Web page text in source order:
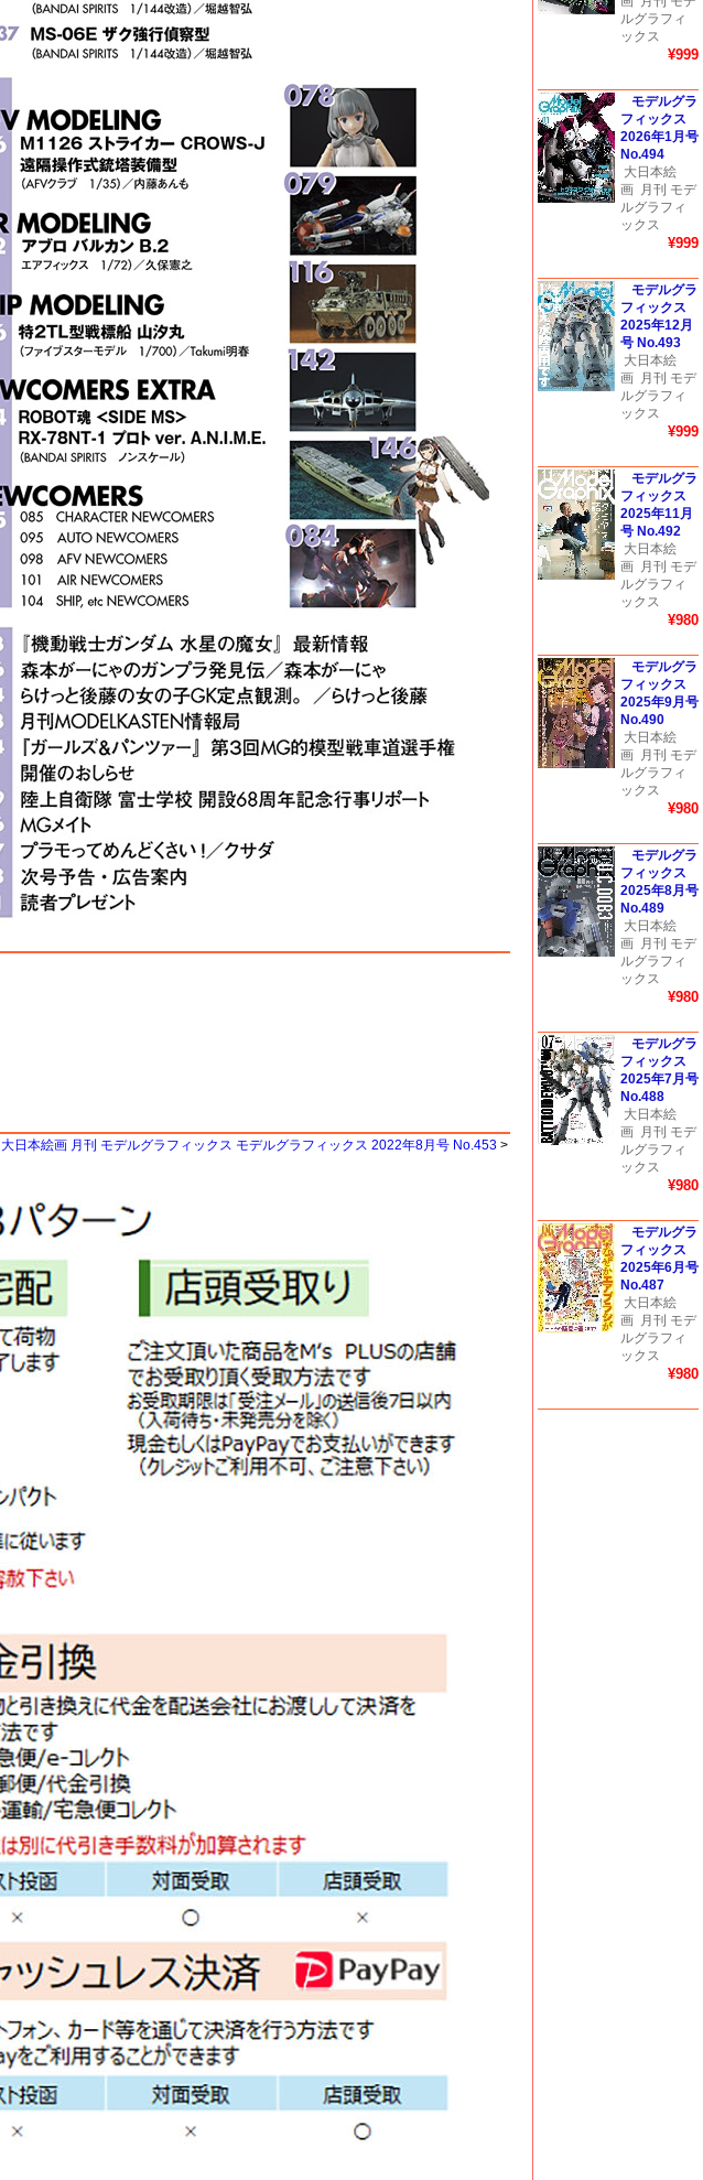
大日本絵画 月刊 モデルグラフィックス モデルグラフィックス 2022年8月号 No.453 >
ルグラフィ
ックス
¥999
モデルグラ
フィックス
2026年1月号
No.494
大日本絵
画 月刊 モデ
ルグラフィ
ックス
¥999
モデルグラ
フィックス
2025年12月
号 No.493
大日本絵
画 月刊 モデ
ルグラフィ
ックス
¥999
モデルグラ
フィックス
2025年11月
号 No.492
大日本絵
画 月刊 モデ
ルグラフィ
ックス
¥980
モデルグラ
フィックス
2025年9月号
No.490
大日本絵
画 月刊 モデ
ルグラフィ
ックス
¥980
モデルグラ
フィックス
2025年8月号
No.489
大日本絵
画 月刊 モデ
ルグラフィ
ックス
¥980
モデルグラ
フィックス
2025年7月号
No.488
大日本絵
画 月刊 モデ
ルグラフィ
ックス
¥980
モデルグラ
フィックス
2025年6月号
No.487
大日本絵
画 月刊 モデ
ルグラフィ
ックス
¥980